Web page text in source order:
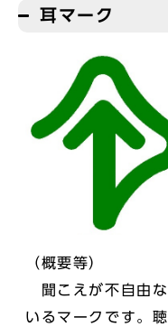
耳マーク
（概要等）
聞こえが不自由な
いるマークです。